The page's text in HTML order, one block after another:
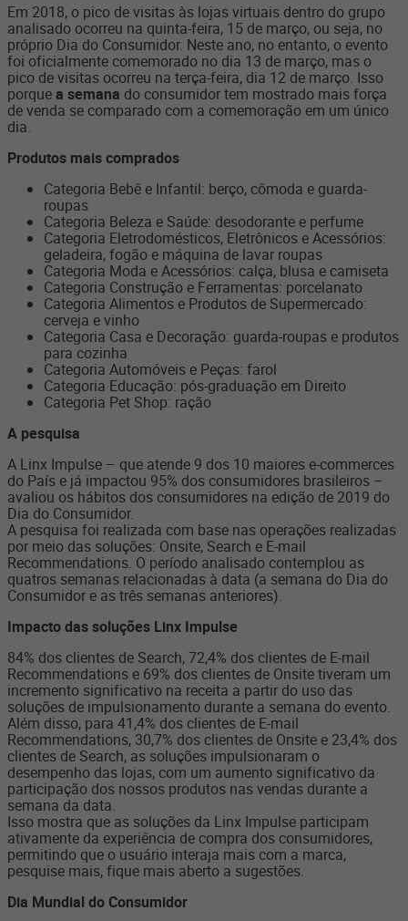
Em 2018, o pico de visitas às lojas virtuais dentro do grupo
analisado ocorreu na quinta-feira, 15 de março, ou seja, no
próprio Dia do Consumidor. Neste ano, no entanto, o evento
foi oficialmente comemorado no dia 13 de março, mas o
pico de visitas ocorreu na terça-feira, dia 12 de março. Isso
porquea semana do consumidor tem mostrado mais força
de venda se comparado com a comemoração em um único
dia.
Produtos mais comprados
Categoria Bebê e Infantil: berço, cômoda e guarda-
roupas
Categoria Beleza e Saúde: desodorante e perfume
Categoria Eletrodomésticos, Eletrônicos e Acessórios:
geladeira, fogão e máquina de lavar roupas
Categoria Moda e Acessórios: calça, blusa e camiseta
Categoria Construção e Ferramentas: porcelanato
Categoria Alimentos e Produtos de Supermercado:
cerveja e vinho
Categoria Casa e Decoração: guarda-roupas e produtos
para cozinha
Categoria Automóveis e Peças: farol
Categoria Educação: pós-graduação em Direito
Categoria Pet Shop: ração
A pesquisa
A Linx Impulse – que atende 9 dos 10 maiores e-commerces
do País e já impactou 95% dos consumidores brasileiros –
avaliou os hábitos dos consumidores na edição de 2019 do
Dia do Consumidor.
A pesquisa foi realizada com base nas operações realizadas
por meio das soluções: Onsite, Search e E-mail
Recommendations. O período analisado contemplou as
quatros semanas relacionadas à data (a semana do Dia do
Consumidor e as três semanas anteriores).
Impacto das soluções Linx Impulse
84% dos clientes de Search, 72,4% dos clientes de E-mail
Recommendations e 69% dos clientes de Onsite tiveram um
incremento significativo na receita a partir do uso das
soluções de impulsionamento durante a semana do evento.
Além disso, para 41,4% dos clientes de E-mail
Recommendations, 30,7% dos clientes de Onsite e 23,4% dos
clientes de Search, as soluções impulsionaram o
desempenho das lojas, com um aumento significativo da
participação dos nossos produtos nas vendas durante a
semana da data.
Isso mostra que as soluções da Linx Impulse participam
ativamente da experiência de compra dos consumidores,
permitindo que o usuário interaja mais com a marca,
pesquise mais, fique mais aberto a sugestões.
Dia Mundial do Consumidor